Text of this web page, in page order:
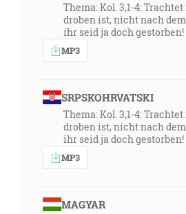
Thema: Kol. 3,1-4:
droben ist, nicht nach
ihr seid ja doch gestorben!
MP3
SRPSKOHRVATSKI
Thema: Kol. 3,1-4:
droben ist, nicht nach
ihr seid ja doch gestorben!
MP3
MAGYAR